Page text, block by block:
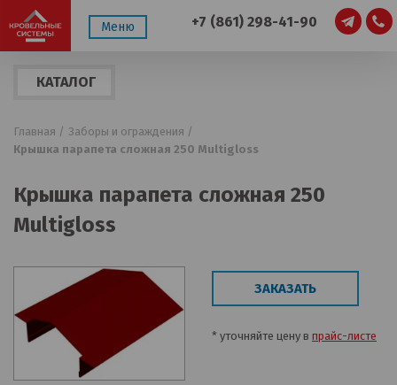
Меню +7 (861) 298-41-90
КАТАЛОГ
Главная / Заборы и ограждения /
Крышка парапета сложная 250 Multigloss
Крышка парапета сложная 250
Multigloss
ЗАКАЗАТЬ
* уточняйте цену в прайс-листе